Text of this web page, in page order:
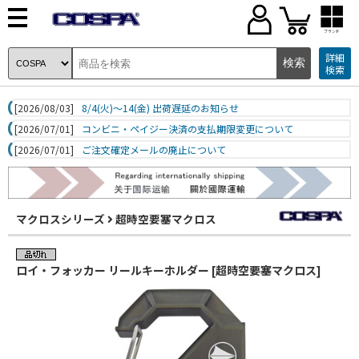
ブランド
詳細
検索
[2026/08/03]
8/4(火)～14(金) 出荷遅延のお知らせ
[2026/07/01]
コンビニ・ペイジー決済の支払期限変更について
[2026/07/01]
ご注文確定メールの廃止について
マクロスシリーズ 超時空要塞マクロス
ロイ・フォッカー リールキーホルダー [超時空要塞マクロス]